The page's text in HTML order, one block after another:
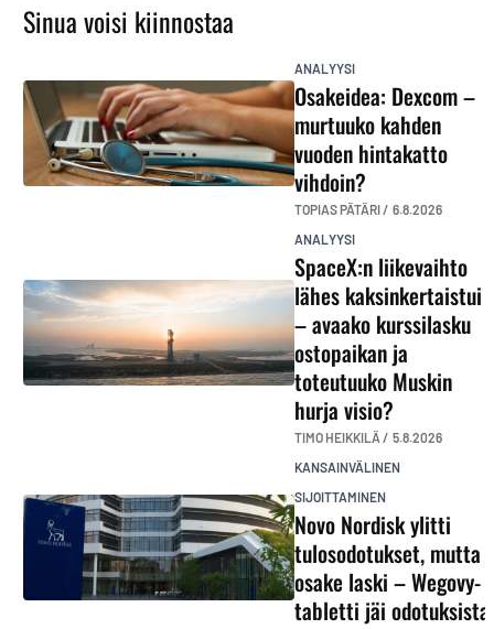
Sinua voisi kiinnostaa
ANALYYSI
Osakeidea: Dexcom –
murtuuko kahden
vuoden hintakatto
vihdoin?
TOPIAS PÄTÄRI / 6.8.2026
ANALYYSI
SpaceX:n liikevaihto
lähes kaksinkertaistui
– avaako kurssilasku
ostopaikan ja
toteutuuko Muskin
hurja visio?
TIMO HEIKKILÄ / 5.8.2026
KANSAINVÄLINEN
SIJOITTAMINEN
Novo Nordisk ylitti
tulosodotukset, mutta
osake laski – Wegovy-
tabletti jäi odotuksista